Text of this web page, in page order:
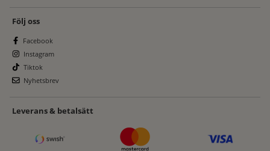
Följ oss
Facebook
Instagram
Tiktok
Nyhetsbrev
Leverans & betalsätt